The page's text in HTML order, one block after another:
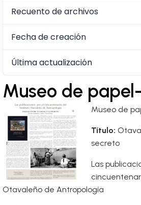
Recuento de archivos
Fecha de creación
Última actualización
Museo de
Museo de
Título:
secreto
Las
Otavaleño de Antropología